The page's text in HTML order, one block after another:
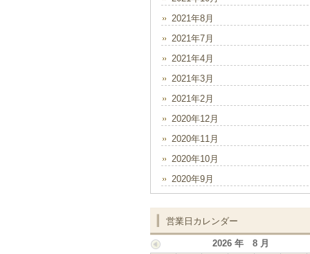
2021年8月
2021年7月
2021年4月
2021年3月
2021年2月
2020年12月
2020年11月
2020年10月
2020年9月
営業日カレンダー
2026 年 8 月